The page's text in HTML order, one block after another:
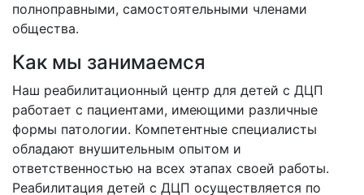
полноправными, самостоятельными членами
общества.
Как мы занимаемся
Наш реабилитационный центр для детей с ДЦП
работает с пациентами, имеющими различные
формы патологии. Компетентные специалисты
обладают внушительным опытом и
ответственностью на всех этапах своей работы.
Реабилитация детей с ДЦП осуществляется по